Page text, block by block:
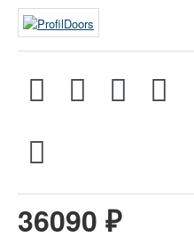
36090 ₽